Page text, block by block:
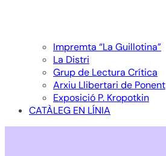
Impremta “La Guillotina”
La Distri
Grup de Lectura Crítica
Arxiu Llibertari de Ponent
Exposició P. Kropotkin
CATÀLEG EN LÍNIA